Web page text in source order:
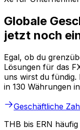
Globale
jetzt noch
Egal, ob du
Lösungen für das
uns wirst du fündig.
in 130 Währungen
Geschäftliche
THB bis ERN